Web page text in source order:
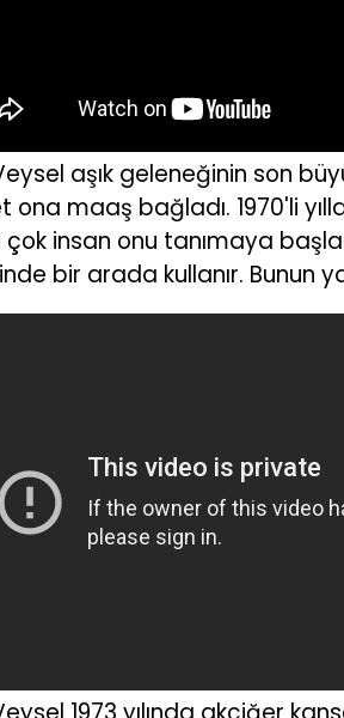
aşık geleneğinin son
ona maaş bağladı. 1970'li
insan onu tanımaya
bir arada kullanır. Bunun